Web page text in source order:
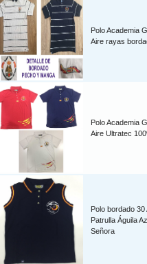
Polo Academia
Aire rayas
Polo Academia
Aire Ultratec
Polo bordado
Patrulla Águila
Señora